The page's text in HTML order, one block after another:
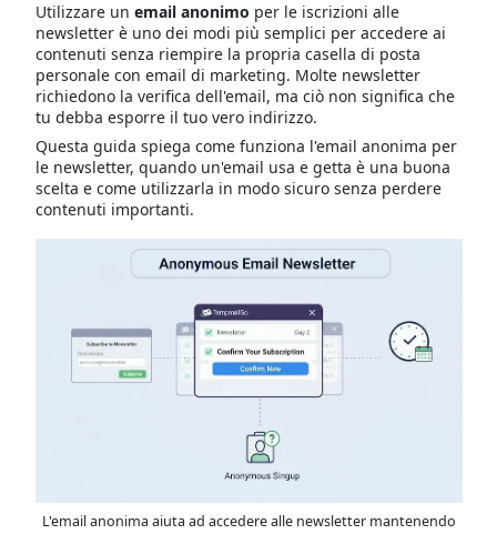
Utilizzare un email anonimo per le iscrizioni alle
newsletter è uno dei modi più semplici per accedere ai
contenuti senza riempire la propria casella di posta
personale con email di marketing. Molte newsletter
richiedono la verifica dell'email, ma ciò non significa che
tu debba esporre il tuo vero indirizzo.
Questa guida spiega come funziona l'email anonima per
le newsletter, quando un'email usa e getta è una buona
scelta e come utilizzarla in modo sicuro senza perdere
contenuti importanti.
L'email anonima aiuta ad accedere alle newsletter mantenendo